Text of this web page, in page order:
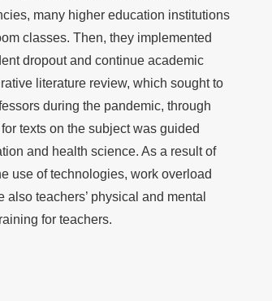
many higher education institutions
classes. Then, they implemented
dropout and continue academic
literature review, which sought to
during the pandemic, through
texts on the subject was guided
and health science. As a result of
use of technologies, work overload
teachers’ physical and mental
for teachers.